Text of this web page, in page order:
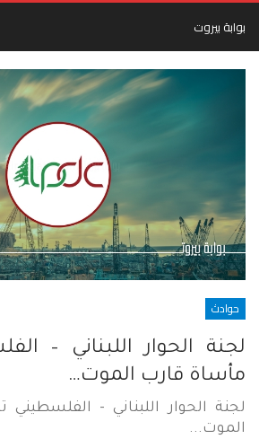
بوابة بيروت
حوادث
لجنة الحوار اللبناني –
مأساة قارب الموت…
لجنة الحوار اللبناني -
الموت...